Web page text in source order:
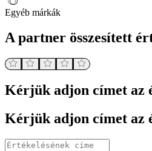
Egyéb márkák
A partner összesített
Kérjük adjon címet az
Kérjük adjon címet az